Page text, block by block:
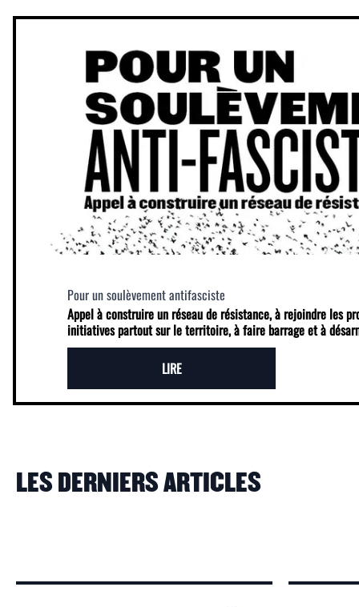
Pour un soulèvement antifasciste
Appel à construire un réseau de résistance, à rejoindre les
initiatives partout sur le territoire, à faire barrage et à
LIRE
LES DERNIERS ARTICLES